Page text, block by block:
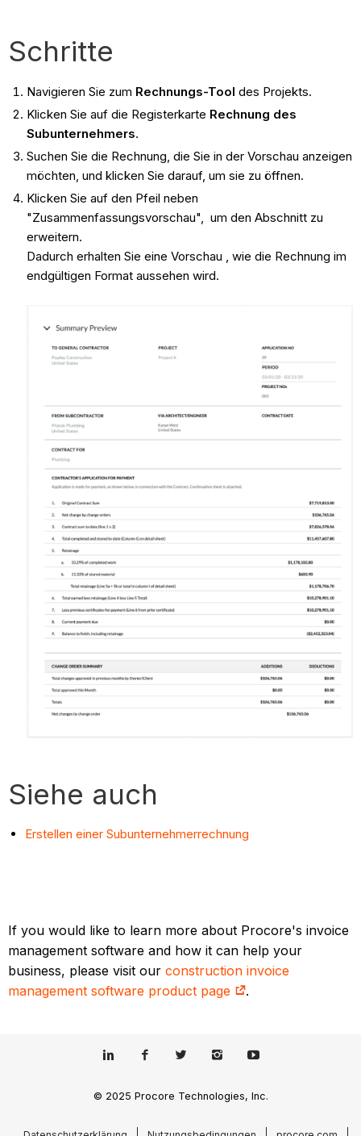
Schritte
Navigieren Sie zum Rechnungs-Tool des Projekts.
Klicken Sie auf die Registerkarte Rechnung des
Subunternehmers.
Suchen Sie die Rechnung, die Sie in der Vorschau anzeigen
möchten, und klicken Sie darauf, um sie zu öffnen.
Klicken Sie auf den Pfeil neben
"Zusammenfassungsvorschau", um den Abschnitt zu
erweitern.
Dadurch erhalten Sie eine Vorschau , wie die Rechnung im
endgültigen Format aussehen wird.
Siehe auch
Erstellen einer Subunternehmerrechnung
If you would like to learn more about Procore's invoice
management software and how it can help your
business, please visit ourconstruction invoice
management software product page
.
© 2025 Procore Technologies, Inc.